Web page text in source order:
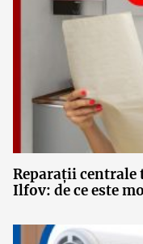
Reparații centrale
Ilfov: de ce este